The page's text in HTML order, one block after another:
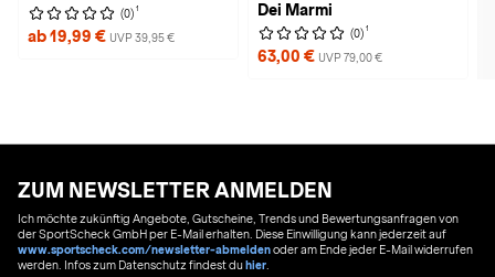
(0) 1
ab 19,99 € UVP 39,95 €
Dei Marmi
(0) 1
63,00 € UVP 79,00 €
ZUM NEWSLETTER ANMELDEN
Ich möchte zukünftig Angebote, Gutscheine, Trends und Bewertungsanfragen von
der SportScheck GmbH per E-Mail erhalten. Diese Einwilligung kann jederzeit auf
www.sportscheck.com/newsletter-abmeldenoder am Ende jeder E-Mail widerrufen
werden. Infos zum Datenschutz findest duhier